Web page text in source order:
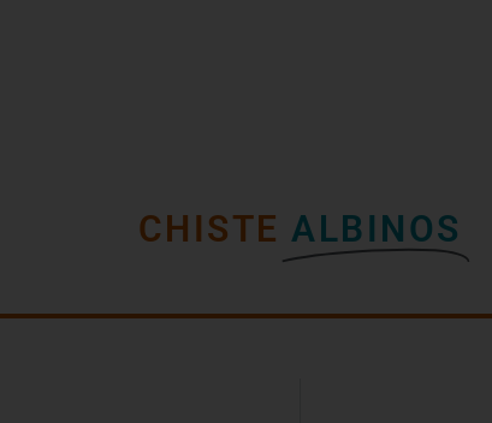
CHISTE ALBINOS